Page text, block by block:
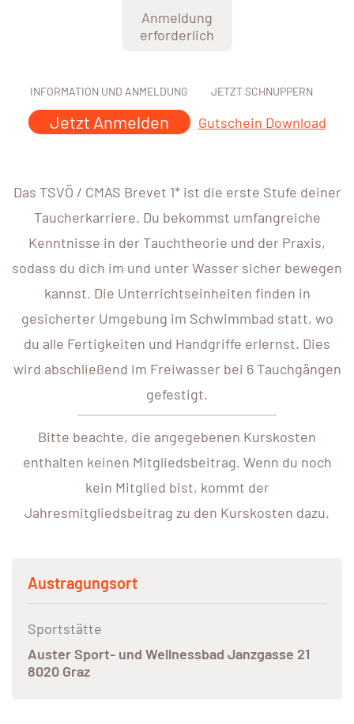
Anmeldung
erforderlich
INFORMATION UND ANMELDUNG
Jetzt Anmelden
JETZT SCHNUPPERN
Gutschein Download
Das TSVÖ / CMAS Brevet 1* ist die erste Stufe deiner
Taucherkarriere. Du bekommst umfangreiche
Kenntnisse in der Tauchtheorie und der Praxis,
sodass du dich im und unter Wasser sicher bewegen
kannst. Die Unterrichtseinheiten finden in
gesicherter Umgebung im Schwimmbad statt, wo
du alle Fertigkeiten und Handgriffe erlernst. Dies
wird abschließend im Freiwasser bei 6 Tauchgängen
gefestigt.
Bitte beachte, die angegebenen Kurskosten
enthalten keinen Mitgliedsbeitrag. Wenn du noch
kein Mitglied bist, kommt der
Jahresmitgliedsbeitrag zu den Kurskosten dazu.
Austragungsort
Sportstätte
Auster Sport- und Wellnessbad Janzgasse 21
8020 Graz